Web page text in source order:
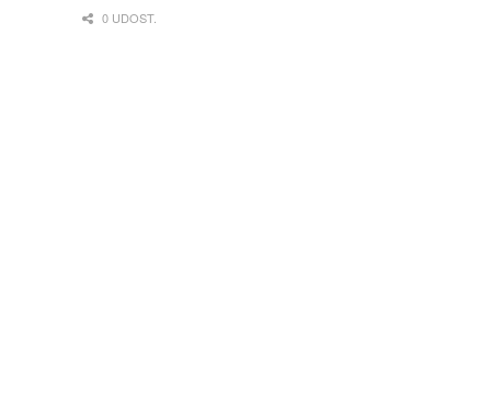
pracownik CERN w Genewie,
0 UDOST.